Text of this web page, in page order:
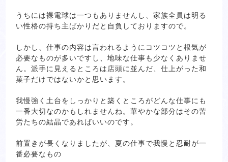
うちには裸電球は一つもありませんし、家族全員は明る
い性格の持ち主ばかりだと自負しておりますので。
しかし、仕事の内容は言われるようにコツコツと根気が
必要なものが多いですし、地味な仕事も少なくありませ
ん。派手に見えるところは店頭に並んだ、仕上がった和
菓子だけではないかと思います。
我慢強く土台をしっかりと築くところがどんな仕事にも
一番大切なのかもしれませんね。華やかな部分はその苦
労たちの結晶であればいいのです。
前置きが長くなりましたが、夏の仕事で我慢と忍耐が一
番必要なもの